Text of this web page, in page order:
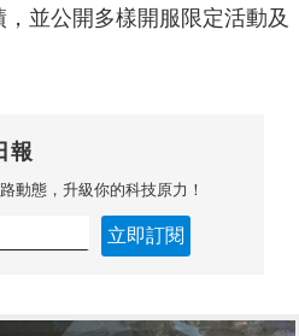
並公開多樣開服限定活動及
報
動態，升級你的科技原力！
立即訂閱